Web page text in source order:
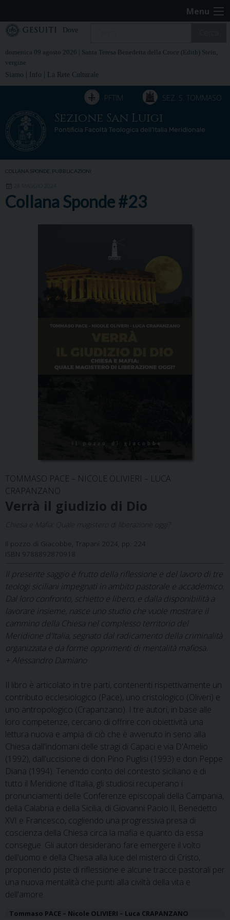
content
Menu
domenica 09 agosto 2026 | Santa Teresa Benedetta della Croce (Edith) Stein,
vergine
Dove
Siamo | Info | La Rete Culturale
SEZ. S. TOMMASO
PFTIM
Sezione San Luigi
Pontificia Facoltà Teologica dell’Italia Meridionale
COLLANA SPONDE PUBBLICAZIONI
28 MAGGIO 2024
Collana Sponde #23
TOMMASO PACE – NICOLE OLIVIERI – LUCA
CRAPANZANO
Verrà il giudizio di Dio
Chiesa e Mafia: Quale magistero di liberazione oggi?
Il pozzo di Giacobbe, Trapani 2024, pp. 224
ISBN 9788892870918
Il presente saggio è frutto della riflessione e del lavoro di tre
teologi siciliani impegnati in ambito pastorale e accademico.
Dal loro confronto, schietto e libero, e dalla disponibilità a
lavorare insieme, nasce uno studio che vuole mostrare il
cammino della Chiesa nel complesso territorio del
Meridione d'Italia, segnato dal radicamento della criminalità
organizzata e da forme opprimenti di mentalità mafiosa.
+ Alessandro Damiano
Il libro è articolato in tre parti, contenenti rispettivamente un
contributo ecclesiologico (Pace), uno cristologico (Oliveri) e
uno antropologico (Crapanzano). I tre autori, in base alle
loro competenze, cercano di offrire con obiettività una
lettura nuova e ampia di ciò che è avvenuto in seno alla
Chiesa dall'indomani delle stragi di Capaci e via D'Amelio
(1992), dall'uccisione di don Pino Puglisi (1993) e don Peppe
Diana (1994). Tenendo conto del contesto siciliano e di
tutto il Meridione d'Italia, gli studiosi recuperano i
pronunciamenti delle Conferenze episcopali della Campania,
della Calabria e della Sicilia, di Giovanni Paolo Il, Benedetto
XVI e Francesco, cogliendo una progressiva presa di
coscienza della Chiesa circa la mafia e quanto da essa
consegue. Gli autori desiderano fare emergere il volto
dell'uomo e della Chiesa alla luce del mistero di Cristo,
proponendo piste di riflessione e alcune tracce pastorali per
una nuova mentalità che punti alla civiltà della vita e
dell'amore.
Tommaso PACE – Nicole OLIVIERI – Luca CRAPANZANO